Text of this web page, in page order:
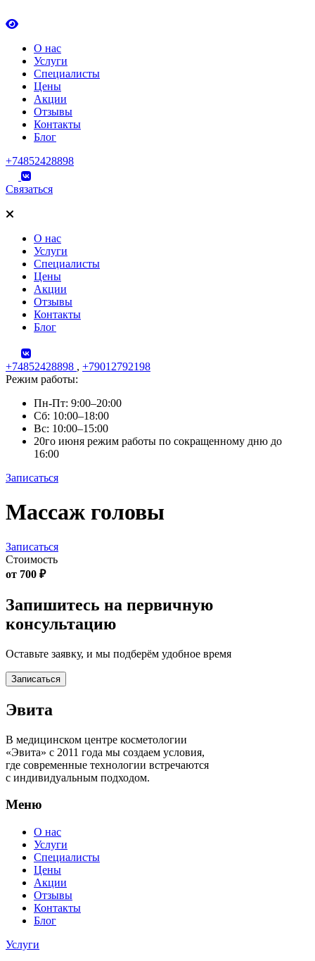
О нас
Услуги
Специалисты
Цены
Акции
Отзывы
Контакты
Блог
+74852428898
Связаться
О нас
Услуги
Специалисты
Цены
Акции
Отзывы
Контакты
Блог
+74852428898 , +79012792198
Режим работы:
Пн-Пт: 9:00–20:00
Сб: 10:00–18:00
Вс: 10:00–15:00
20го июня режим работы по сокращенному дню до
16:00
Записаться
Skip
to
Массаж головы
Записаться
Стоимость
от 700 ₽
Запишитесь на первичную
консультацию
Оставьте заявку, и мы подберём удобное время
Записаться
Эвита
В медицинском центре косметологии
«Эвита» с 2011 года мы создаем условия,
где современные технологии встречаются
с индивидуальным подходом.
Меню
О нас
Услуги
Специалисты
Цены
Акции
Отзывы
Контакты
Блог
Услуги